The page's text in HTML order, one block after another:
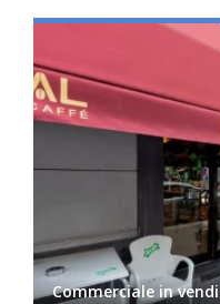
Commerciale in